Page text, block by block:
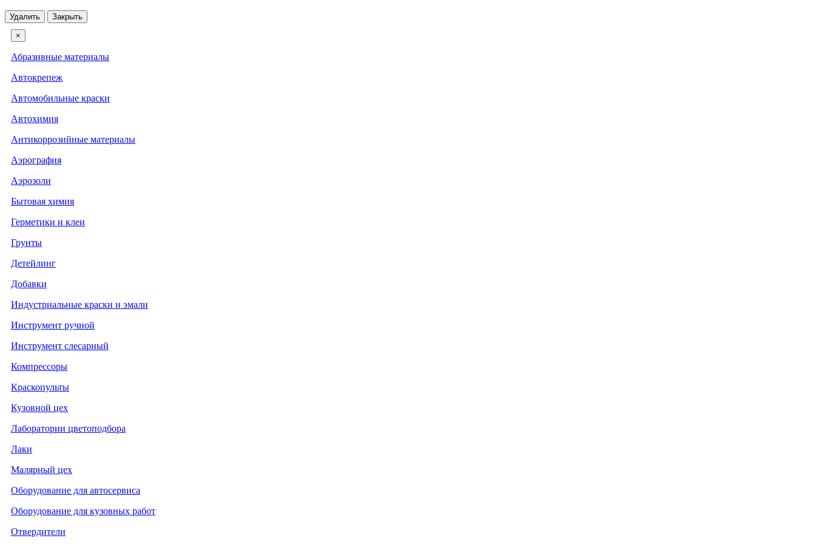
Удалить Закрыть
×
Абразивные материалы
Автокрепеж
Автомобильные краски
Автохимия
Антикоррозийные материалы
Аэрография
Аэрозоли
Бытовая химия
Герметики и клеи
Грунты
Детейлинг
Добавки
Индустриальные краски и эмали
Инструмент ручной
Инструмент слесарный
Компрессоры
Краскопульты
Кузовной цех
Лаборатории цветоподбора
Лаки
Малярный цех
Оборудование для автосервиса
Оборудование для кузовных работ
Отвердители